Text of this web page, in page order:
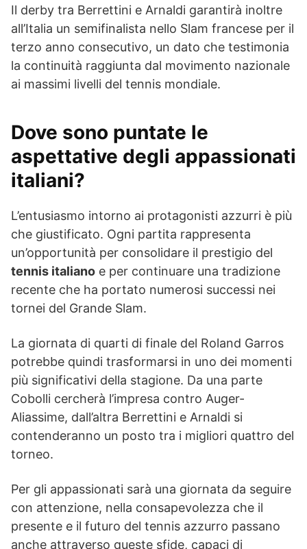
Il derby tra Berrettini e Arnaldi garantirà inoltre
all’Italia un semifinalista nello Slam francese per il
terzo anno consecutivo, un dato che testimonia
la continuità raggiunta dal movimento nazionale
ai massimi livelli del tennis mondiale.
Dove sono puntate le
aspettative degli appassionati
italiani?
L’entusiasmo intorno ai protagonisti azzurri è più
che giustificato. Ogni partita rappresenta
un’opportunità per consolidare il prestigio del
tennis italiano e per continuare una tradizione
recente che ha portato numerosi successi nei
tornei del Grande Slam.
La giornata di quarti di finale del Roland Garros
potrebbe quindi trasformarsi in uno dei momenti
più significativi della stagione. Da una parte
Cobolli cercherà l’impresa contro Auger-
Aliassime, dall’altra Berrettini e Arnaldi si
contenderanno un posto tra i migliori quattro del
torneo.
Per gli appassionati sarà una giornata da seguire
con attenzione, nella consapevolezza che il
presente e il futuro del tennis azzurro passano
anche attraverso queste sfide, capaci di